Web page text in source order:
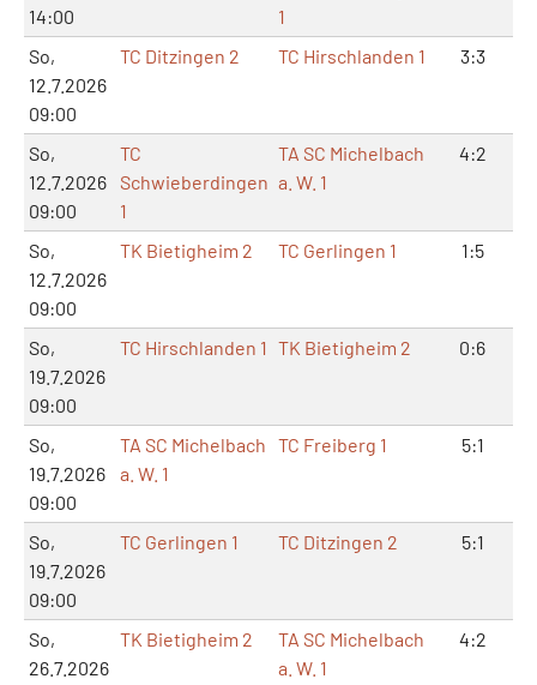
14:00
1
So,
12.7.2026
09:00
TC Ditzingen 2 TC Hirschlanden 1 3:3
So,
12.7.2026
09:00
TC
Schwieberdingen
1
TA SC Michelbach
a. W. 1
4:2
So,
12.7.2026
09:00
TK Bietigheim 2 TC Gerlingen 1 1:5
So,
19.7.2026
09:00
TC Hirschlanden 1 TK Bietigheim 2 0:6
So,
19.7.2026
09:00
TA SC Michelbach
a. W. 1
TC Freiberg 1 5:1
So,
19.7.2026
09:00
TC Gerlingen 1 TC Ditzingen 2 5:1
So,
26.7.2026
TK Bietigheim 2
TA SC Michelbach
a. W. 1
4:2